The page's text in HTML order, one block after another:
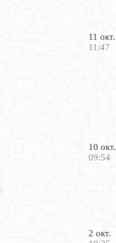
11 окт.
11:47
10 окт.
09:54
2 окт.